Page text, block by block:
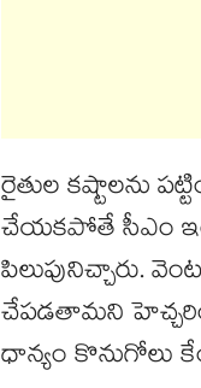
రైతుల కష్టాలను
చేయకపోతే సీఎం
పిలుపునిచ్చారు.
చేపడతామని
ధాన్యం కొనుగోలు